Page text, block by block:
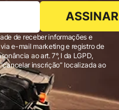
ASSINAR
de receber informações e
ao art. 7°, I da LGPD,